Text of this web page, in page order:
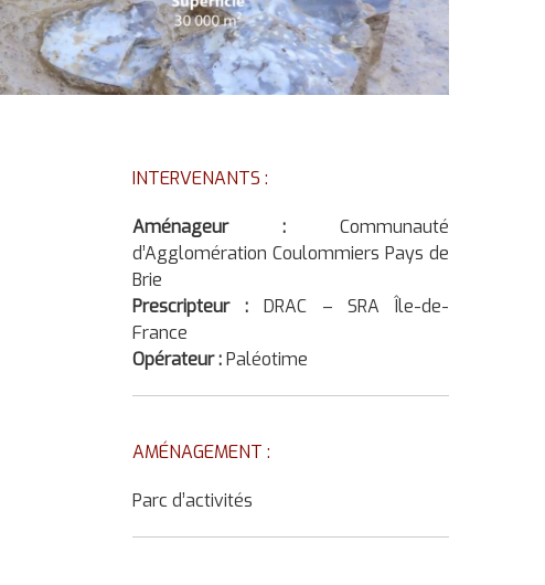
INTERVENANTS :
Aménageur : Communauté
d’Agglomération Coulommiers Pays de
Brie
Prescripteur : DRAC – SRA Île-de-
France
Opérateur :Paléotime
AMÉNAGEMENT :
Parc d’activités